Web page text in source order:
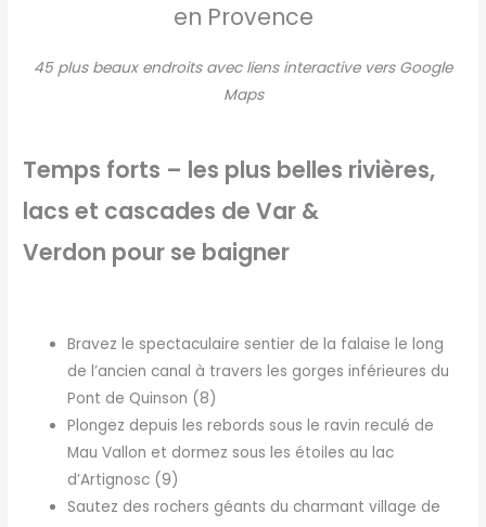
en Provence
45 plus beaux endroits avec liens interactive vers Google
Maps
Temps forts – les plus belles rivières,
lacs et cascades de Var &
Verdon pour se baigner
Bravez le spectaculaire sentier de la falaise le long
de l’ancien canal à travers les gorges inférieures du
Pont de Quinson (8)
Plongez depuis les rebords sous le ravin reculé de
Mau Vallon et dormez sous les étoiles au lac
d’Artignosc (9)
Sautez des rochers géants du charmant village de